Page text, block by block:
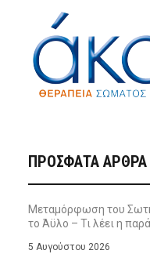
ΠΡΌΣΦΑΤΑ ΆΡΘΡΑ
Μεταμόρφωση του
το Άϋλο – Τι λέει η
5 Αυγούστου 2026